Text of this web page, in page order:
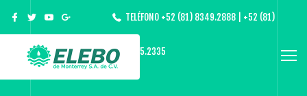
TELÉFONO +52 (81) 8349.2888 | +52 (81)
8365.2335